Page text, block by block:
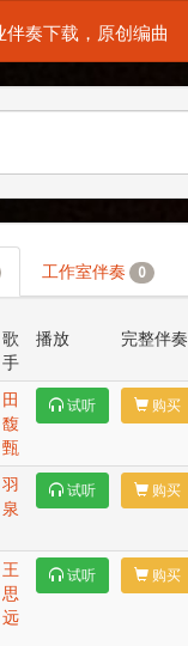
伴奏下载，原创编曲
工作室伴奏 0
歌
手
播放 完整伴奏
田
馥
甄
试听 购买
羽
泉
试听 购买
王
思
远
试听 购买